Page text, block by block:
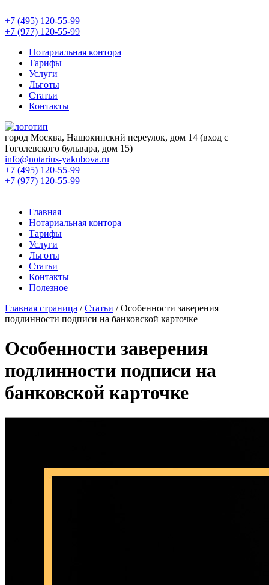
+7 (495) 120-55-99
+7 (977) 120-55-99
Нотариальная контора
Тарифы
Услуги
Льготы
Статьи
Контакты
город Москва, Нащокинский переулок, дом 14 (вход с
Гоголевского бульвара, дом 15)
info@notarius-yakubova.ru
+7 (495) 120-55-99
+7 (977) 120-55-99
Главная
Нотариальная контора
Тарифы
Услуги
Льготы
Статьи
Контакты
Полезное
Главная страница / Статьи / Особенности заверения
подлинности подписи на банковской карточке
Особенности заверения
подлинности подписи на
банковской карточке